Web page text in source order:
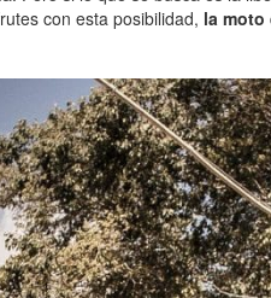
con esta posibilidad, la